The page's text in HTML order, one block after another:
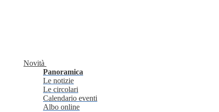
Novità
Panoramica
Le notizie
Le circolari
Calendario eventi
Albo online